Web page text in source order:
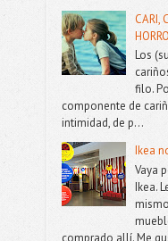
CARI,
Los
filo.
componente de
intimidad, de p...
Ikea
Vaya
Ikea.
comprado allí. Me